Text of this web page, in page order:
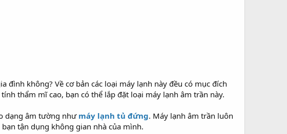
không? Về cơ bản các loại máy lạnh này đều có mục đích
thẩm mĩ cao, bạn có thể lắp đặt loại máy lạnh âm trần này.
dạng âm tường nhưmáy lạnh tủ đứng. Máy lạnh âm trần luôn
tận dụng không gian nhà của mình.